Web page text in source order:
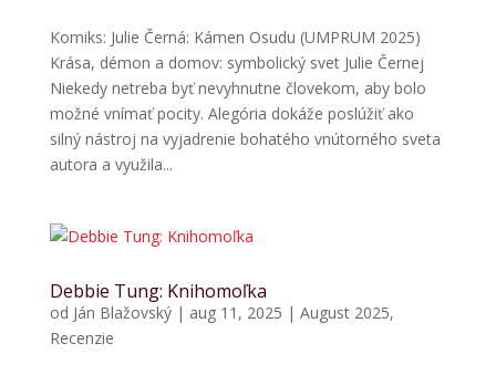
Komiks: Julie Černá: Kámen Osudu (UMPRUM 2025)
Krása, démon a domov: symbolický svet Julie Černej
Niekedy netreba byť nevyhnutne človekom, aby bolo
možné vnímať pocity. Alegória dokáže poslúžiť ako
silný nástroj na vyjadrenie bohatého vnútorného sveta
autora a využila...
Debbie Tung: Knihomoľka
od Ján Blažovský| aug 11, 2025 | August 2025,
Recenzie